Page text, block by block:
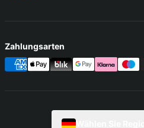
Zahlungsarten
Wählen Sie